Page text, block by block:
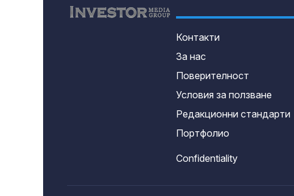
Контакти
За нас
Поверителност
Условия за ползване
Редакционни стандарти
Портфолио
Confidentiality